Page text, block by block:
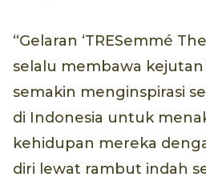
“Gelaran ‘TRESemmé
selalu membawa kejutan
semakin menginspirasi
di Indonesia untuk
kehidupan mereka
diri lewat rambut indah